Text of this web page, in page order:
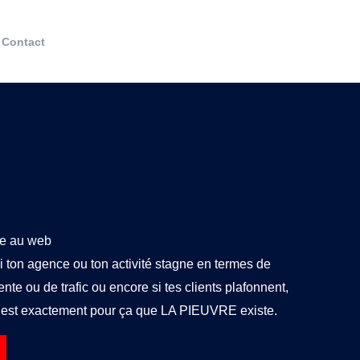
Contact
au web
ton agence ou ton activité stagne en termes de
ou de trafic ou encore si tes clients plafonnent,
exactement pour ça que LA PIEUVRE existe.